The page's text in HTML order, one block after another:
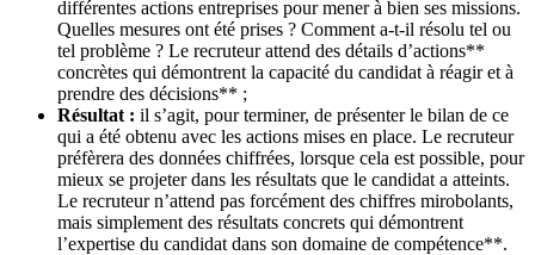
différentes actions entreprises pour mener à bien ses missions.
Quelles mesures ont été prises ? Comment a-t-il résolu tel ou
tel problème ? Le recruteur attend des détails d’actions**
concrètes qui démontrent la capacité du candidat à réagir et à
prendre des décisions** ;
Résultat : il s’agit, pour terminer, de présenter le bilan de ce
qui a été obtenu avec les actions mises en place. Le recruteur
préfèrera des données chiffrées, lorsque cela est possible, pour
mieux se projeter dans les résultats que le candidat a atteints.
Le recruteur n’attend pas forcément des chiffres mirobolants,
mais simplement des résultats concrets qui démontrent
l’expertise du candidat dans son domaine de compétence**.